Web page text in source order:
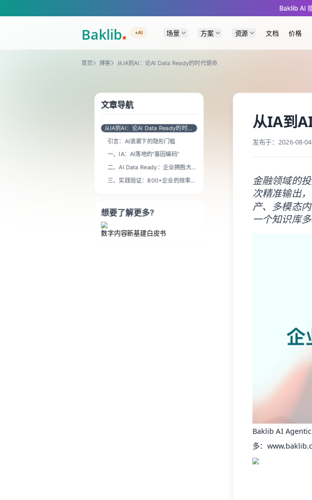
A Markdown version of this page is available at https://www.baklib.com/blog/40d4.md — Baklib AI
+AI 场景 方案 资源 文档 价格
首页 博客 从IA到AI：论AI Data Ready的时代使命
文章导航
从IA到AI：论AI Data Ready的时代
引言：AI浪潮下的隐形门槛
一、IA：AI落地的“基因编码”
二、AI Data Ready：企业拥抱大
三、实践验证：800+企业的效率革
想要了解更多?
数字内容新基建白皮书
从IA到
发布于：2026-08-04
金融领域的
次精准输出
产、多模态
一个知识库
Baklib AI Agentic
多：